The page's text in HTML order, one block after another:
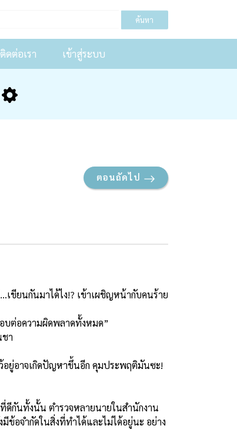
ค้นหา
ติดต่อเรา เข้าสู่ระบบ
ตอนถัดไป
เขียนกันมาได้ไง!? เข้าเผชิญหน้ากับคนร้าย
บต่อความผิดพลาดทั้งหมด”
า
อยู่อาจเกิดปัญหาขึ้นอีก คุมประพฤติมันซะ!
ดีกันทั้งนั้น ตำรวจหลายนายในสำนักงาน
ข้อจำกัดในสิ่งที่ทำได้และไม่ได้อยู่นะ อย่าง